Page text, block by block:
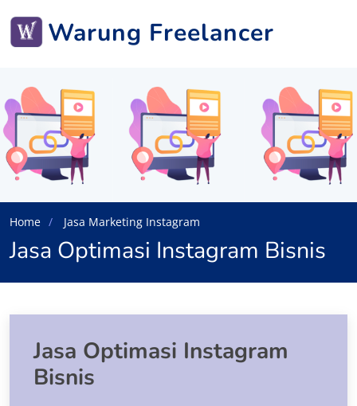
Warung Freelancer
Home Jasa Marketing Instagram
Jasa Optimasi Instagram Bisnis
Jasa Optimasi Instagram
Bisnis